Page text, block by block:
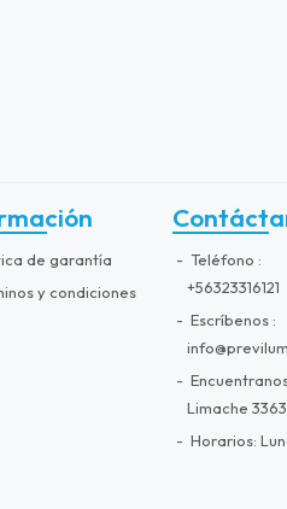
de garantía
y condiciones
Teléfono
+56323316121
Escríbenos
Limache
Horarios: